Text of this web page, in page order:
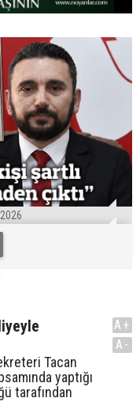
Tacan
yaptığı
tarafından
A+
A-